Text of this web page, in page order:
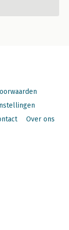
Over ons